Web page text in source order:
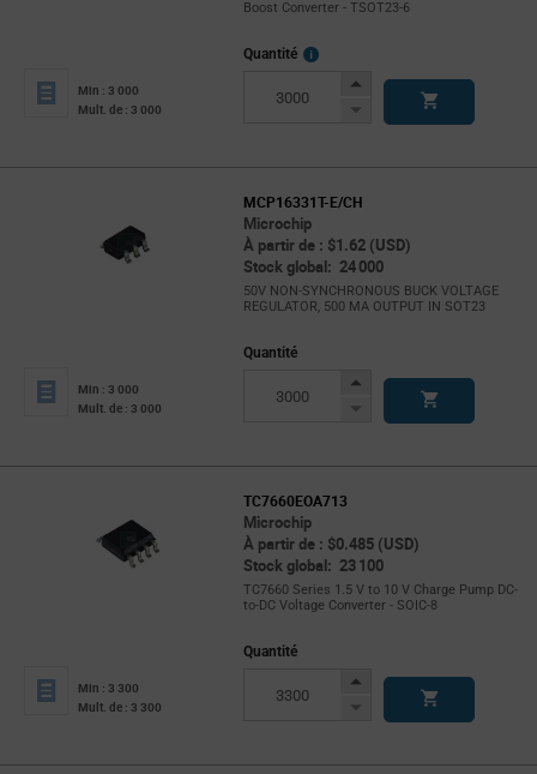
Boost Converter - TSOT23-6
Min : 3 000
Mult. de : 3 000
Quantité
More
Increase
Decrease
MCP16331T-E/CH
Microchip
À partir de : $1.62 (USD)
Stock global: 24 000
50V NON-SYNCHRONOUS BUCK VOLTAGE
REGULATOR, 500 MA OUTPUT IN SOT23
Min : 3 000
Mult. de : 3 000
Quantité
Increase
Decrease
TC7660EOA713
Microchip
À partir de : $0.485 (USD)
Stock global: 23 100
TC7660 Series 1.5 V to 10 V Charge Pump DC-
to-DC Voltage Converter - SOIC-8
Min : 3 300
Mult. de : 3 300
Quantité
Increase
Decrease